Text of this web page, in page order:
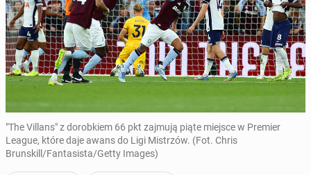
"The Villans" z dorobkiem 66 pkt zajmują piąte miejsce w Premier
League, które daje awans do Ligi Mistrzów. (Fot. Chris
Brunskill/Fantasista/Getty Images)